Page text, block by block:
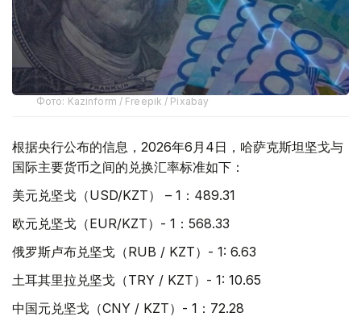
Фото: Kazinform / Freepik / Pixabay
根据央行公布的信息，2026年6月4日，哈萨克斯坦坚戈与
国际主要货币之间的兑换汇率标准如下：
美元兑坚戈（USD/KZT） – 1：489.31
欧元兑坚戈（EUR/KZT）- 1：568.33
俄罗斯卢布兑坚戈（RUB / KZT）- 1: 6.63
土耳其里拉兑坚戈（TRY / KZT）- 1: 10.65
中国元兑坚戈（CNY / KZT）- 1：72.28